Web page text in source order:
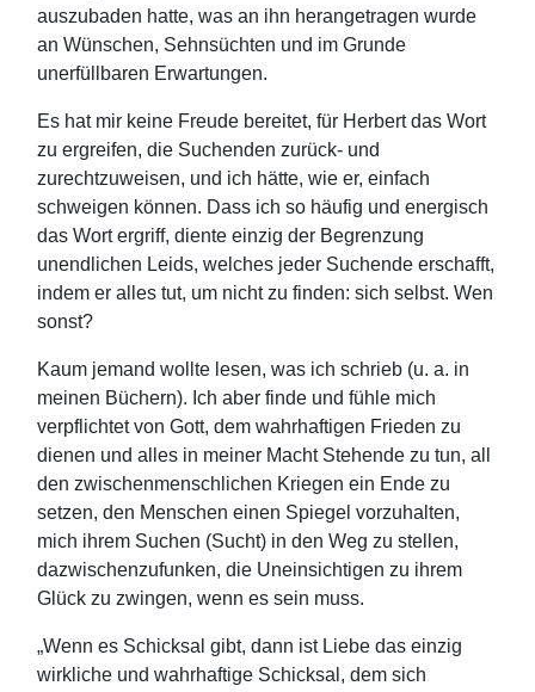
auszubaden hatte, was an ihn herangetragen wurde
an Wünschen, Sehnsüchten und im Grunde
unerfüllbaren Erwartungen.
Es hat mir keine Freude bereitet, für Herbert das Wort
zu ergreifen, die Suchenden zurück- und
zurechtzuweisen, und ich hätte, wie er, einfach
schweigen können. Dass ich so häufig und energisch
das Wort ergriff, diente einzig der Begrenzung
unendlichen Leids, welches jeder Suchende erschafft,
indem er alles tut, um nicht zu finden: sich selbst. Wen
sonst?
Kaum jemand wollte lesen, was ich schrieb (u. a. in
meinen Büchern). Ich aber finde und fühle mich
verpflichtet von Gott, dem wahrhaftigen Frieden zu
dienen und alles in meiner Macht Stehende zu tun, all
den zwischenmenschlichen Kriegen ein Ende zu
setzen, den Menschen einen Spiegel vorzuhalten,
mich ihrem Suchen (Sucht) in den Weg zu stellen,
dazwischenzufunken, die Uneinsichtigen zu ihrem
Glück zu zwingen, wenn es sein muss.
„Wenn es Schicksal gibt, dann ist Liebe das einzig
wirkliche und wahrhaftige Schicksal, dem sich